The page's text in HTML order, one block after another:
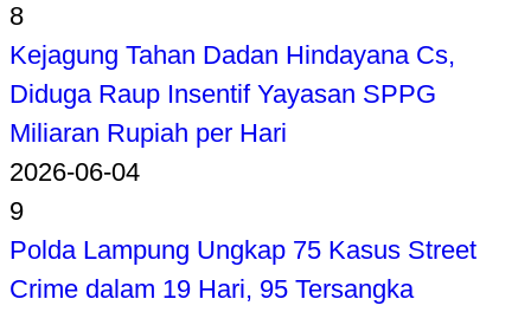
8
Kejagung Tahan Dadan Hindayana Cs,
Diduga Raup Insentif Yayasan SPPG
Miliaran Rupiah per Hari
2026-06-04
9
Polda Lampung Ungkap 75 Kasus Street
Crime dalam 19 Hari, 95 Tersangka